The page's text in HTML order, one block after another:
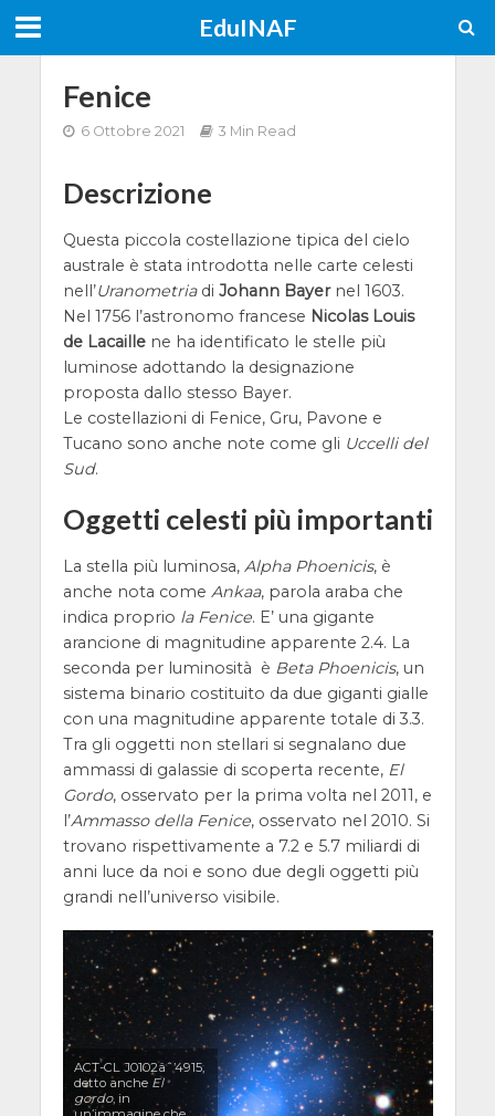
EduINAF
Fenice
6 Ottobre 2021 3 Min Read
Descrizione
Questa piccola costellazione tipica del cielo
australe è stata introdotta nelle carte celesti
nell’Uranometriadi Johann Bayernel 1603.
Nel 1756 l’astronomo francese Nicolas Louis
de Lacaillene ha identificato le stelle più
luminose adottando la designazione
proposta dallo stesso Bayer.
Le costellazioni di Fenice, Gru, Pavone e
Tucano sono anche note come gli Uccelli del
Sud.
Oggetti celesti più importanti
La stella più luminosa, Alpha Phoenicis, è
anche nota come Ankaa, parola araba che
indica proprio la Fenice. E’ una gigante
arancione di magnitudine apparente 2.4. La
seconda per luminosità è Beta Phoenicis, un
sistema binario costituito da due giganti gialle
con una magnitudine apparente totale di 3.3.
Tra gli oggetti non stellari si segnalano due
ammassi di galassie di scoperta recente, El
Gordo, osservato per la prima volta nel 2011, e
l’Ammasso della Fenice, osservato nel 2010. Si
trovano rispettivamente a 7.2 e 5.7 miliardi di
anni luce da noi e sono due degli oggetti più
grandi nell’universo visibile.
ACT-CL J0102âˆ’4915,
detto anche El
gordo, in